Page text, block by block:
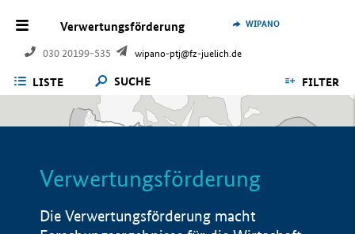
Verwertungsförderung
030 20199-535 wipano-ptj@fz-juelich.de
WIPANO
LISTE SUCHE FILTER
Verwertungsförderung
Die Verwertungsförderung macht